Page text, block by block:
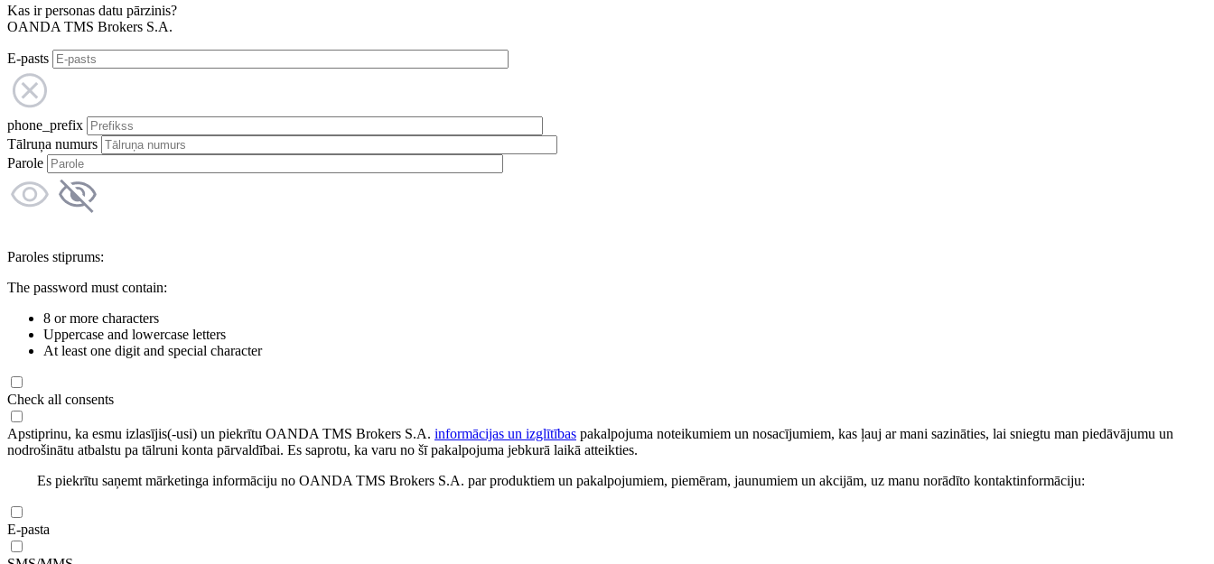
Kas ir personas datu pārzinis?
OANDA TMS Brokers S.A.
E-pasts
phone_prefix
Tālruņa numurs
Parole
Paroles stiprums:
The password must contain:
8 or more characters
Uppercase and lowercase letters
At least one digit and special character
Check all consents
Apstiprinu, ka esmu izlasījis(-usi) un piekrītu OANDA TMS Brokers S.A. informācijas un izglītības pakalpojuma noteikumiem un nosacījumiem, kas ļauj ar mani sazināties, lai sniegtu man piedāvājumu un
nodrošinātu atbalstu pa tālruni konta pārvaldībai. Es saprotu, ka varu no šī pakalpojuma jebkurā laikā atteikties.
Es piekrītu saņemt mārketinga informāciju no OANDA TMS Brokers S.A. par produktiem un pakalpojumiem, piemēram, jaunumiem un akcijām, uz manu norādīto kontaktinformāciju:
E-pasta